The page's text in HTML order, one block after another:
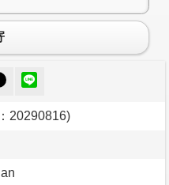
20290816)